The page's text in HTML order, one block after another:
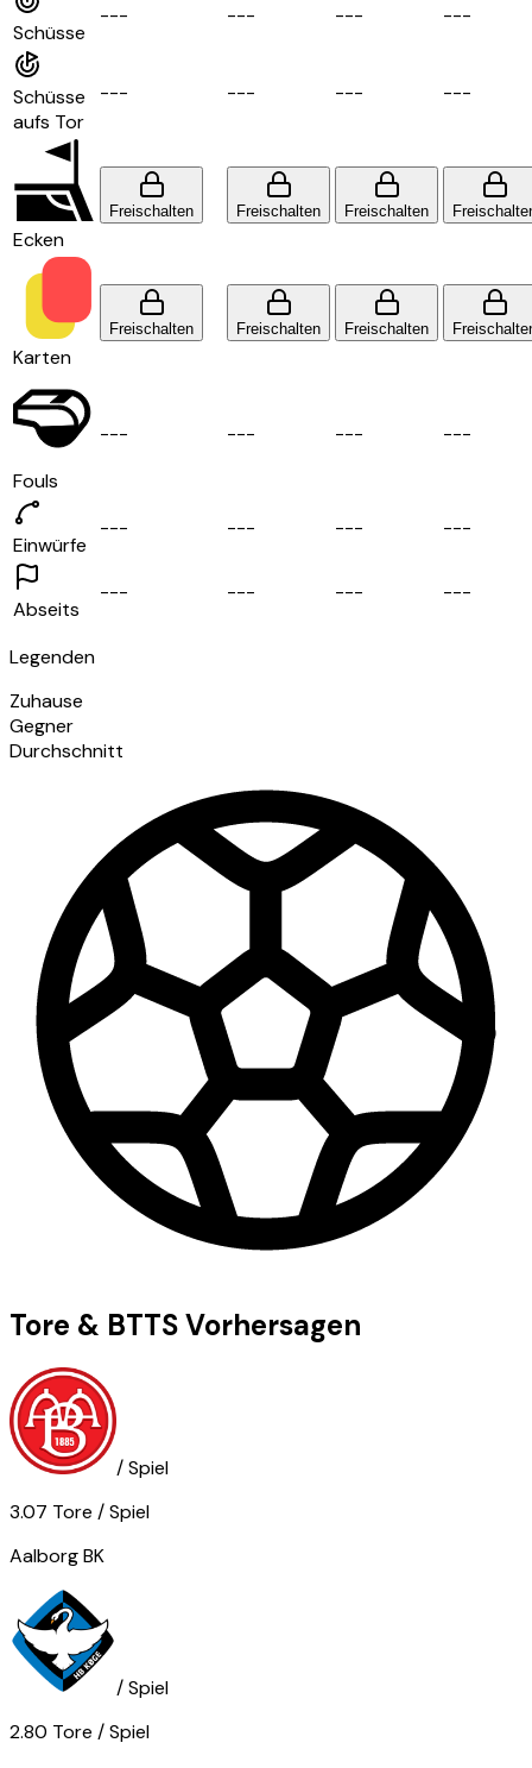
Schüsse
--- --- --- ---
Schüsse
aufs Tor
--- --- --- ---
Ecken
Freischalten Freischalten Freischalten
Karten
Freischalten Freischalten Freischalten
Fouls
--- --- --- ---
Einwürfe
--- --- --- ---
Abseits
--- --- --- ---
Legenden
Zuhause
Gegner
Durchschnitt
Tore & BTTS Vorhersagen
/ Spiel
3.07 Tore / Spiel
Aalborg BK
/ Spiel
2.80 Tore / Spiel